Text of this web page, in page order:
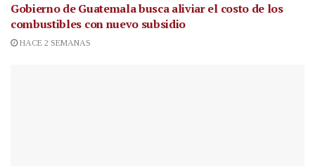
Gobierno de Guatemala busca aliviar el costo de los
combustibles con nuevo subsidio
HACE 2 SEMANAS